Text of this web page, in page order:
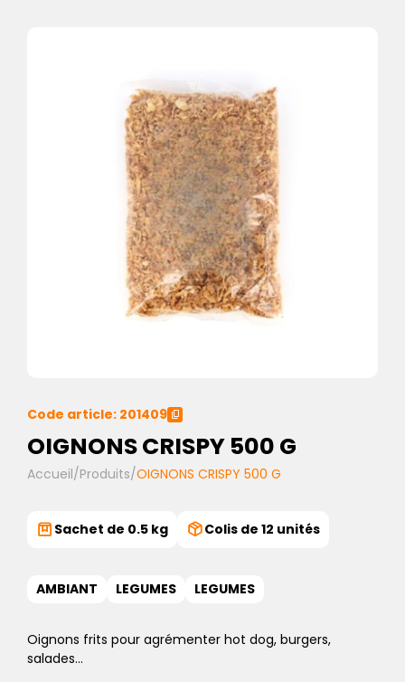
Code article: 201409
OIGNONS CRISPY 500 G
Accueil/Produits/OIGNONS CRISPY 500 G
Sachet de 0.5 kg Colis de 12 unités
AMBIANT LEGUMES LEGUMES
Oignons frits pour agrémenter hot dog, burgers,
salades…